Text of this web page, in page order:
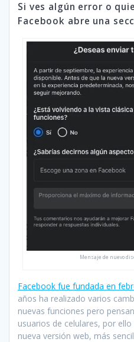
Si ves algún error o
Facebook abre una
Mensaje de nuevo
Facebook fue fundada en
años ha realizado varios
nuevas funciones pero
usuarios de celulares, por
nueva versión web, más